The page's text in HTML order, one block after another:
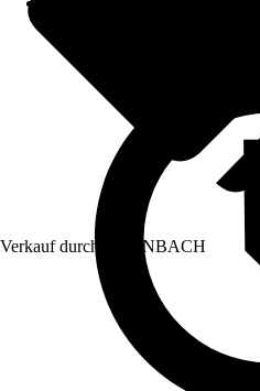
Verkauf durch: HORNBACH